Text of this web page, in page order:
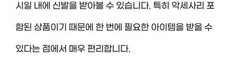
시일 내에 신발을 받아볼 수 있습니다. 특히 악세사리 포
함된 상품이기 때문에 한 번에 필요한 아이템을 받을 수
있다는 점에서 매우 편리합니다.